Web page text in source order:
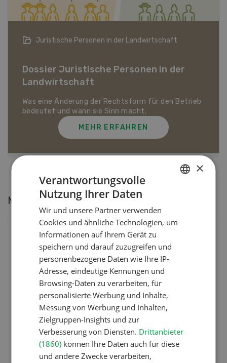
Bio-Artikel
Dossier Bio-Artikel
MEHR ERFAHREN
Meistgelesene Artikel
Nutztiere
Schweizer Kuhnamen: Liste
von A-Z
Pflanzenbau
Erst das Ziel, dann die
Zwischenfrucht
×
Verantwortungsvolle
Nutzung Ihrer Daten
Wir und unsere Partner verwenden
Cookies und ähnliche Technologien, um
Informationen auf Ihrem Gerät zu
speichern und darauf zuzugreifen und
personenbezogene Daten wie Ihre IP-
Adresse, eindeutige Kennungen und
Browsing-Daten zu verarbeiten, für
personalisierte Werbung und Inhalte,
Messung von Werbung und Inhalten,
Zielgruppen-Insights und zur
Verbesserung von Diensten. Drittanbieter
(1860) können Ihre Daten auch für diese
und andere Zwecke verarbeiten,